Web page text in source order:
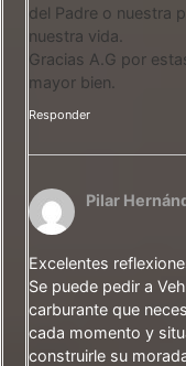
del Padre o nuestra
nuestra vida.
Gracias A.G por
mayor bien.
Responder
Pilar
Excelentes
Se puede pedir a
carburante que
cada momento y
construirle su